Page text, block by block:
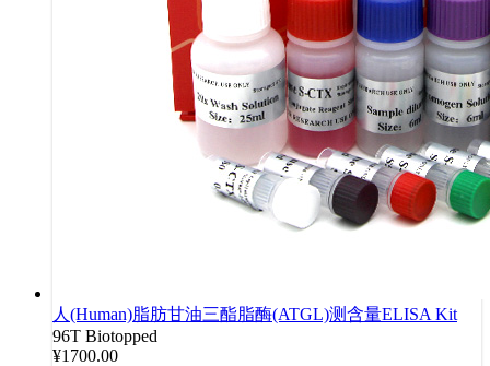
人(Human)脂肪甘油三酯脂酶(ATGL)测含量ELISA Kit
96T Biotopped
¥1700.00